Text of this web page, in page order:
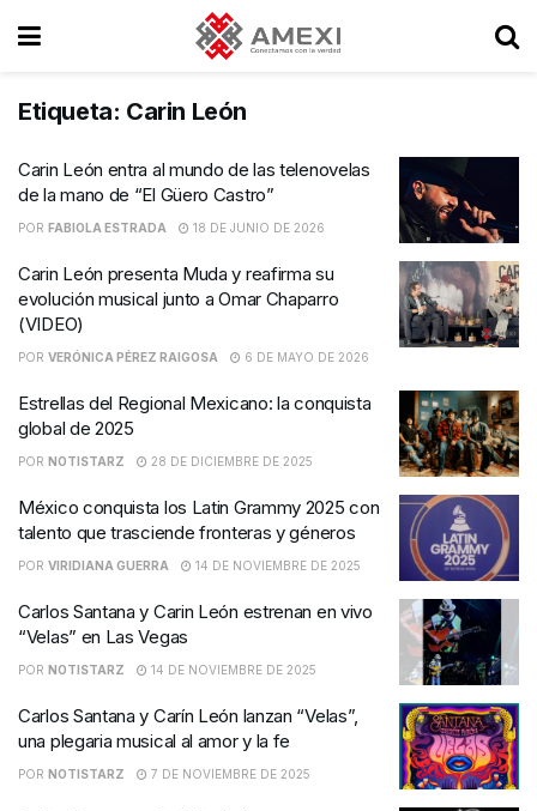
Etiqueta: Carin León
Carin León entra al mundo de las telenovelas
de la mano de “El Güero Castro”
POR FABIOLA ESTRADA 18 DE JUNIO DE 2026
Carin León presenta Muda y reafirma su
evolución musical junto a Omar Chaparro
(VIDEO)
POR VERÓNICA PÉREZ RAIGOSA 6 DE MAYO DE 2026
Estrellas del Regional Mexicano: la conquista
global de 2025
POR NOTISTARZ 28 DE DICIEMBRE DE 2025
México conquista los Latin Grammy 2025 con
talento que trasciende fronteras y géneros
POR VIRIDIANA GUERRA 14 DE NOVIEMBRE DE 2025
Carlos Santana y Carin León estrenan en vivo
“Velas” en Las Vegas
POR NOTISTARZ 14 DE NOVIEMBRE DE 2025
Carlos Santana y Carín León lanzan “Velas”,
una plegaria musical al amor y la fe
POR NOTISTARZ 7 DE NOVIEMBRE DE 2025